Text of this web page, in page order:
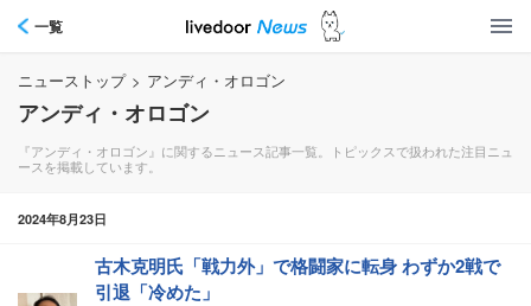
一覧
ニューストップ > アンディ・オロゴン
アンディ・オロゴン
『アンディ・オロゴン』に関するニュース記事一覧。トピックスで扱われた注目ニュ
ースを掲載しています。
2024年8月23日
古木克明氏「戦力外」で格闘家に転身 わずか2戦で
引退「冷めた」